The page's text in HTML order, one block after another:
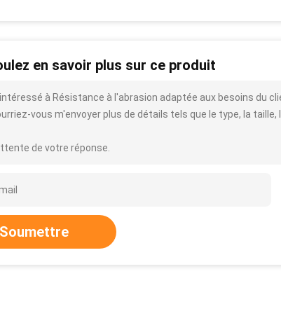
en savoir plus sur ce produit
à Résistance à l'abrasion adaptée aux besoins du
vous m'envoyer plus de détails tels que le type, la taille,
de votre réponse.
Soumettre